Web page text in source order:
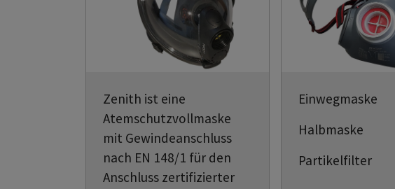
Zenith ist eine
Atemschutzvollmaske
mit Gewindeanschluss
nach EN 148/1 für den
Anschluss zertifizierter
Einwegmaske
Halbmaske
Partikelfilter